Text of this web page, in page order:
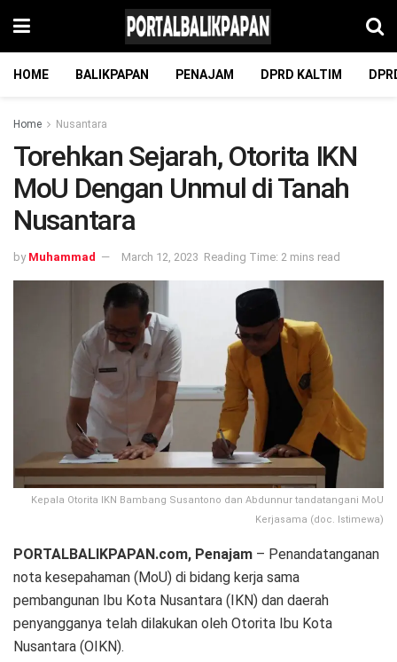
HOME BALIKPAPAN PENAJAM DPRD KALTIM
Home Nusantara
Torehkan Sejarah, Otorita IKN
MoU Dengan Unmul di Tanah
Nusantara
by Muhammad March 12, 2023 Reading Time: 2 mins read
Kepala Otorita IKN Bambang Susantono dan Abdunnur tandatangani MoU
Kerjasama (doc. Istimewa)
PORTALBALIKPAPAN.com, Penajam – Penandatanganan
nota kesepahaman (MoU) di bidang kerja sama
pembangunan Ibu Kota Nusantara (IKN) dan daerah
penyangganya telah dilakukan oleh Otorita Ibu Kota
Nusantara (OIKN).